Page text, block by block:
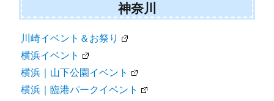
神奈川
川崎イベント＆お祭り
横浜イベント
横浜｜山下公園イベント
横浜｜臨港パークイベント